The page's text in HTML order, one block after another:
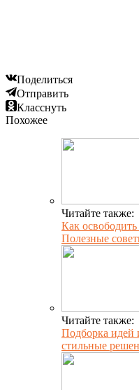
Поделиться
Отправить
Класснуть
Похожее
Читайте также:
Как
Полезные
Читайте также:
Подборка идей
стильные